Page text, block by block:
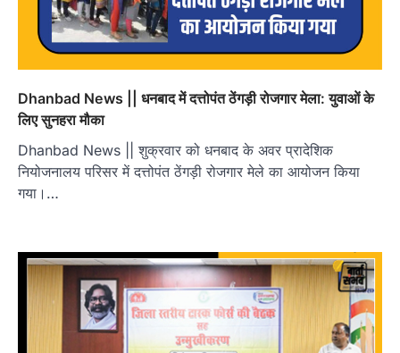
Dhanbad News || धनबाद में दत्तोपंत ठेंगड़ी रोजगार मेला: युवाओं के
लिए सुनहरा मौका
Dhanbad News || शुक्रवार को धनबाद के अवर प्रादेशिक
नियोजनालय परिसर में दत्तोपंत ठेंगड़ी रोजगार मेले का आयोजन किया
गया।…